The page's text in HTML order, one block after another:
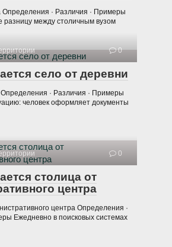
Определения · Различия · Примеры
разницу между столичным вузом
0
село от деревни
· Различия · Примеры
человек оформляет документы
0
столица от
центра
центра Определения ·
Ежедневно в поисковых системах